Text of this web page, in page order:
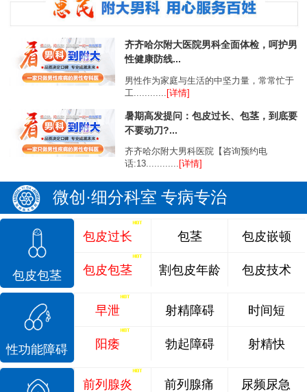
齐齐哈尔附大医院男科全面体检，呵护男
性健康防线...
男性作为家庭与生活的中坚力量，常常忙于
工............
[详情]
暑期高发提问：包皮过长、包茎，到底要
不要动刀?...
齐齐哈尔附大男科医院【咨询预约电
话:13............ [详情]
微创·细分科室 专病专治
包皮包茎
包皮过长
包皮包茎
包茎
割包皮年龄
包皮嵌顿
包皮技术
性功能障碍
早泄
阳痿
射精障碍
勃起障碍
时间短
射精快
前列腺炎 前列腺痛 尿频尿急